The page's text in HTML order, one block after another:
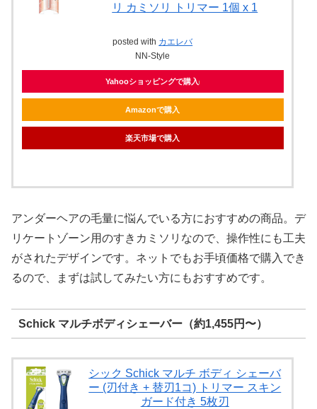
リ カミソリ トリマー 1個 x 1
posted with カエレバ
NN-Style
Yahooショッピングで購入
Amazonで購入
楽天市場で購入
アンダーヘアの毛量に悩んでいる方におすすめの商品。デ
リケートゾーン用のすきカミソリなので、操作性にも工夫
がされたデザインです。ネットでもお手頃価格で購入でき
るので、まずは試してみたい方にもおすすめです。
Schick マルチボディシェーバー（約1,455円〜）
シック Schick マルチ ボディ シェーバ
ー (刃付き + 替刃1コ) トリマー スキン
ガード付き 5枚刃